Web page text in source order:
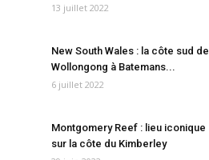
13 juillet 2022
New South Wales : la côte sud de
Wollongong à Batemans...
6 juillet 2022
Montgomery Reef : lieu iconique
sur la côte du Kimberley